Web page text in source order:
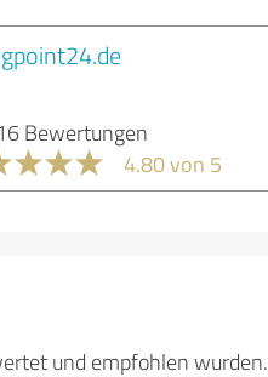
Bewertungen
4.80 von 5
und empfohlen wurden.